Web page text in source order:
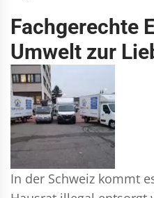
Fachgerechte
Umwelt zur
In der Schweiz kommt